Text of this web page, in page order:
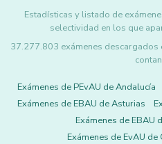
Estadísticas y listado de
selectividad en los que
37.277.803 exámenes
Exámenes de PEvAU de Andalucía
Exámenes de EBAU de Asturias
Exámenes de EBAU
Exámenes de EvAU